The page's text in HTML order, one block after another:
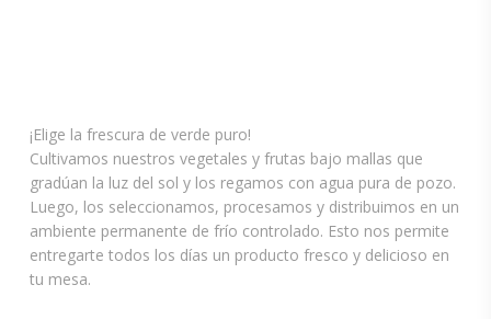
¡Elige la frescura de verde puro!
Cultivamos nuestros vegetales y frutas bajo mallas que
gradúan la luz del sol y los regamos con agua pura de pozo.
Luego, los seleccionamos, procesamos y distribuimos en un
ambiente permanente de frío controlado. Esto nos permite
entregarte todos los días un producto fresco y delicioso en
tu mesa.